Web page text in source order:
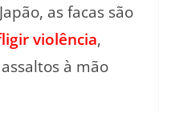
as facas são
violência,
à mão